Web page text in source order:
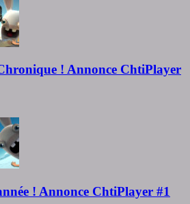
! Annonce ChtiPlayer
! Annonce ChtiPlayer #1